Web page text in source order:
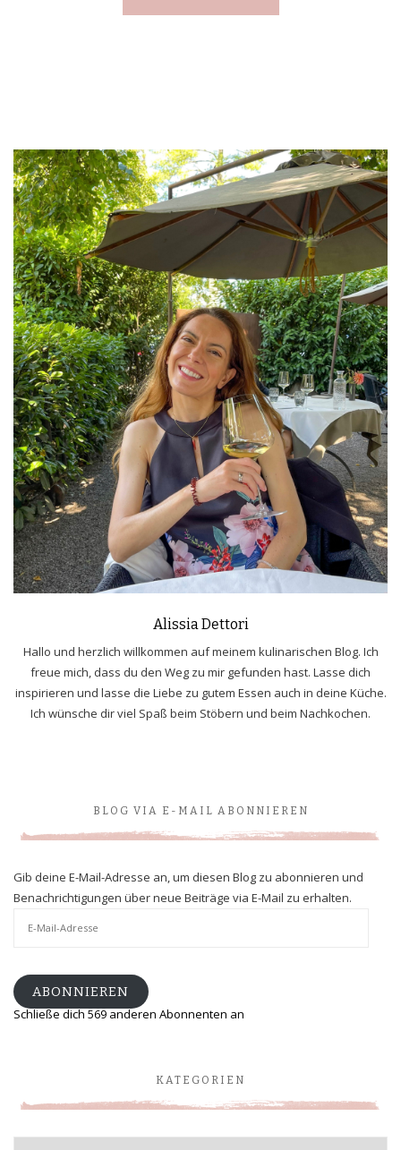
Alissia Dettori
Hallo und herzlich willkommen auf meinem kulinarischen Blog. Ich
freue mich, dass du den Weg zu mir gefunden hast. Lasse dich
inspirieren und lasse die Liebe zu gutem Essen auch in deine Küche.
Ich wünsche dir viel Spaß beim Stöbern und beim Nachkochen.
BLOG VIA E-MAIL ABONNIEREN
Gib deine E-Mail-Adresse an, um diesen Blog zu abonnieren und
Benachrichtigungen über neue Beiträge via E-Mail zu erhalten.
ABONNIEREN
Schließe dich 569 anderen Abonnenten an
KATEGORIEN
Kategorien